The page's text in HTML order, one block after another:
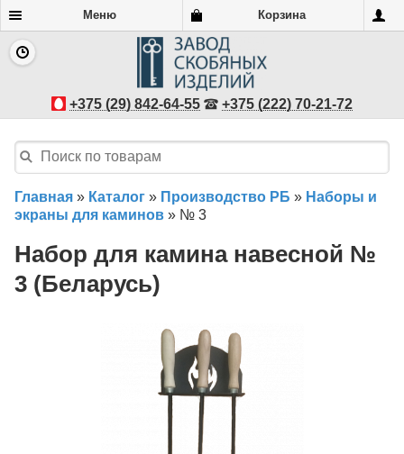
Меню Корзина
+375 (29) 842-64-55 +375 (222) 70-21-72
Главная » Каталог » Производство РБ » Наборы и
экраны для каминов » № 3
Набор для камина навесной №
3 (Беларусь)